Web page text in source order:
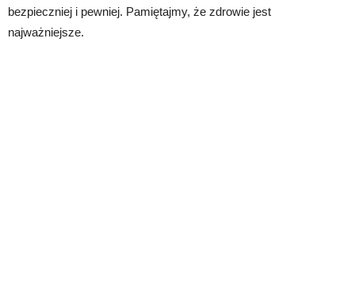
bezpieczniej i pewniej. Pamiętajmy, że zdrowie jest
najważniejsze.